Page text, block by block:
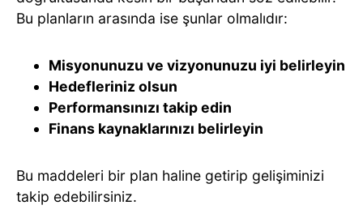
Bu planların arasında ise şunlar olmalıdır:
Misyonunuzu ve vizyonunuzu iyi belirleyin
Hedefleriniz olsun
Performansınızı takip edin
Finans kaynaklarınızı belirleyin
Bu maddeleri bir plan haline getirip gelişiminizi
takip edebilirsiniz.